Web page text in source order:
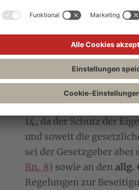
Spielraumzu, der nach
kann. Allerdings sind
Grenzen gesetzt. So
Forderungen gegen
23, 153 (166)). Zur
14, da der Schutz der
und soweit die
sei der Gesetzgeber
Rn. 8) sowie an denallg.
Regelungen zur